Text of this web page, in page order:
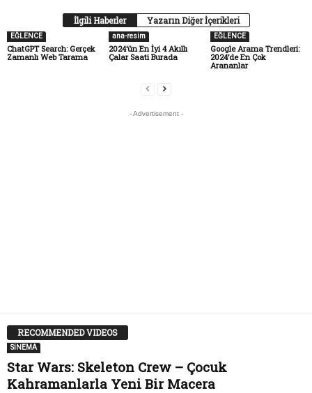
İlgili Haberler Yazarın Diğer İçerikleri
EĞLENCE
ChatGPT Search: Gerçek
Zamanlı Web Tarama
ana-resim
2024’ün En İyi 4 Akıllı
Çalar Saati Burada
EĞLENCE
Google Arama Trendleri:
2024’de En Çok
Arananlar
- Advertisement -
RECOMMENDED VIDEOS
SİNEMA
Star Wars: Skeleton Crew – Çocuk
Kahramanlarla Yeni Bir Macera